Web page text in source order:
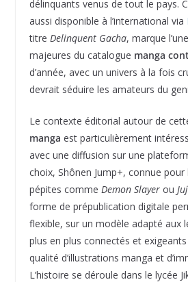
délinquants venus de tout le pays.
aussi disponible à l’international via
titre Delinquent Gacha, marque
majeures du catalogue manga
d’année, avec un univers à la fois
devrait séduire les amateurs du
Le contexte éditorial autour de
manga est particulièrement
avec une diffusion sur une
choix, Shônen Jump+, connue pour
pépites comme Demon Slayerou
forme de prépublication digitale
flexible, sur un modèle adapté aux
plus en plus connectés et
qualité d’illustrations manga et
L’histoire se déroule dans le lycée